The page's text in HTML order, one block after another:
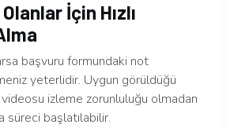
İçin Hızlı
başvuru formundaki not
yeterlidir. Uygun görüldüğü
izleme zorunluluğu olmadan
süreci başlatılabilir.